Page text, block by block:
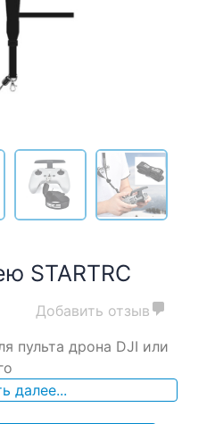
STARTRC
Добавить отзыв
пульта дрона DJI или
далее...